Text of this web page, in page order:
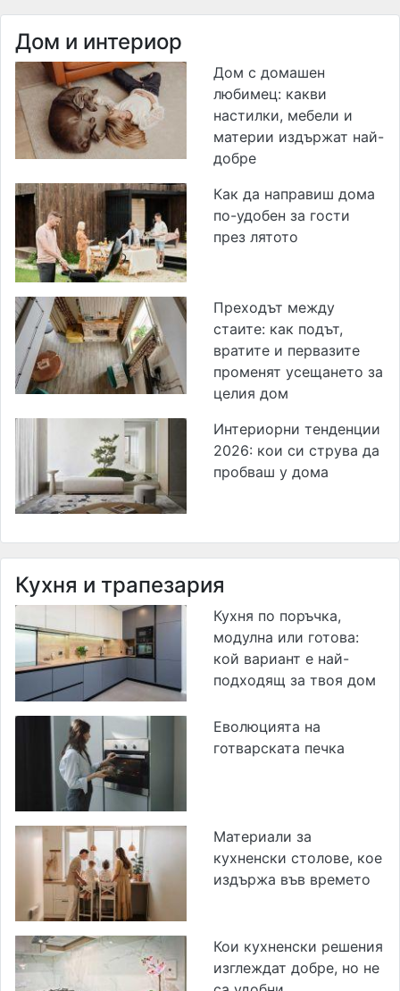
Дом и интериор
Дом с домашен
любимец: какви
настилки, мебели и
материи издържат най-
добре
Как да направиш дома
по-удобен за гости
през лятото
Преходът между
стаите: как подът,
вратите и первазите
променят усещането за
целия дом
Интериорни тенденции
2026: кои си струва да
пробваш у дома
Кухня и трапезария
Кухня по поръчка,
модулна или готова:
кой вариант е най-
подходящ за твоя дом
Еволюцията на
готварската печка
Материали за
кухненски столове, кое
издържа във времето
Кои кухненски решения
изглеждат добре, но не